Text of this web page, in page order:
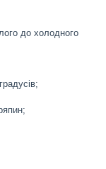
до холодного